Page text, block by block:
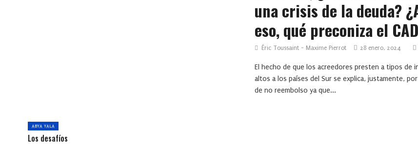
una crisis de la deuda?
eso, qué preconiza el
Éric Toussaint - Maxime Pierrot 28 enero, 2024
El hecho de que los acreedores presten a tipos de
altos a los países del Sur se explica, justamente,
de no reembolso ya que...
ABYA YALA
Los desafíos